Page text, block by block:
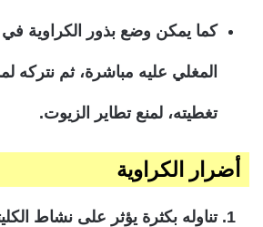
كما يمكن وضع بذور الكراوية في
تغطيته، لمنع تطاير الزيوت.
أضرار الكراوية
تناوله بكثرة يؤثر على نشاط